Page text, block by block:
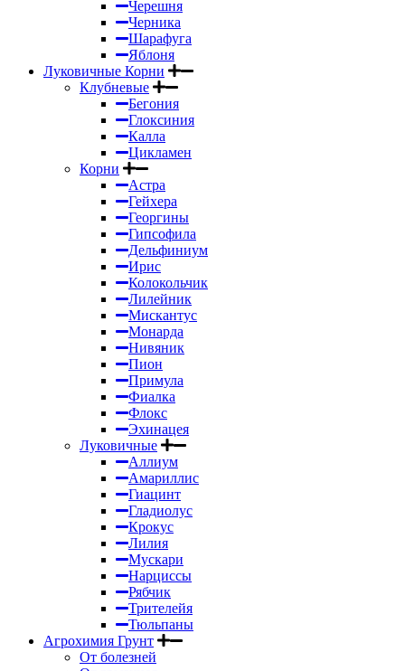
Черешня
Черника
Шарафуга
Яблоня
Луковичные Корни
Клубневые
Бегония
Глоксиния
Калла
Цикламен
Корни
Астра
Гейхера
Георгины
Гипсофила
Дельфиниум
Ирис
Колокольчик
Лилейник
Мискантус
Монарда
Нивяник
Пион
Примула
Фиалка
Флокс
Эхинацея
Луковичные
Аллиум
Амариллис
Гиацинт
Гладиолус
Крокус
Лилия
Мускари
Нарциссы
Рябчик
Трителейя
Тюльпаны
Агрохимия Грунт
От болезней